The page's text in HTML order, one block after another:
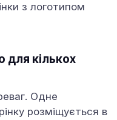
з логотипом
для кількох
Одне
розміщується в